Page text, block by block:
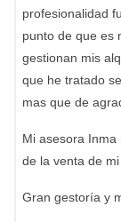
profesionalidad
punto de que es
gestionan mis
que he tratado
mas que de
Mi asesora
de la venta de
Gran gestoría y